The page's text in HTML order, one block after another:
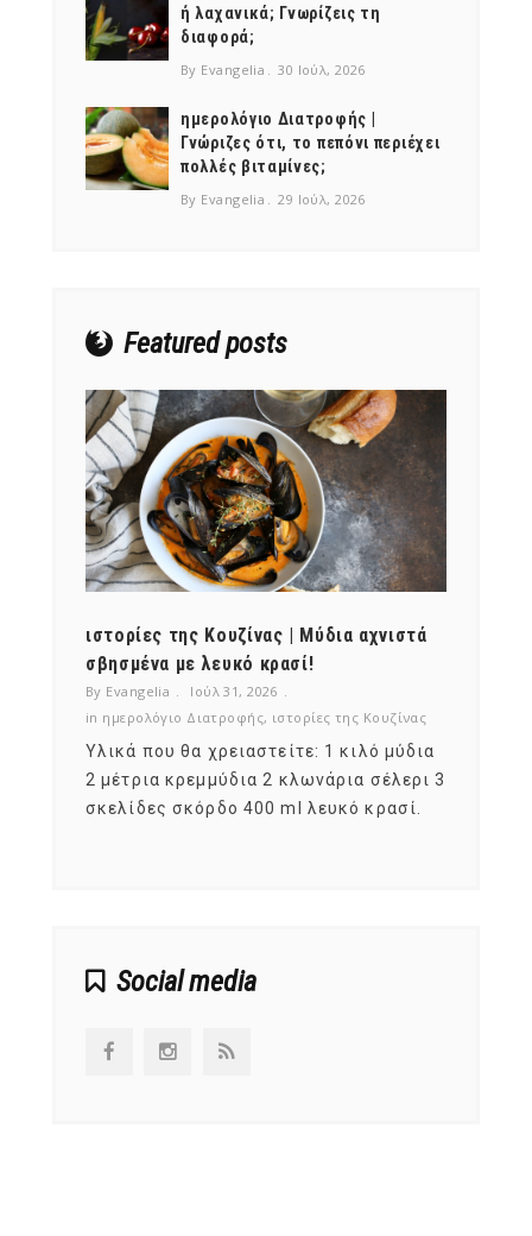
ή λαχανικά; Γνωρίζεις τη
διαφορά;
By Evangelia 30 Ιούλ, 2026
ημερολόγιο Διατροφής |
Γνώριζες ότι, το πεπόνι περιέχει
πολλές βιταμίνες;
By Evangelia 29 Ιούλ, 2026
Featured posts
ιστορίες της Κουζίνας | Μύδια αχνιστά
σβησμένα με λευκό κρασί!
By Evangelia
Ιούλ 31, 2026
in ημερολόγιο Διατροφής, ιστορίες της Κουζίνας
Υλικά που θα χρειαστείτε: 1 κιλό μύδια
2 μέτρια κρεμμύδια 2 κλωνάρια σέλερι 3
σκελίδες σκόρδο 400 ml λευκό κρασί.
Social media
NEWSLETTER
mel
y updates
fro
m